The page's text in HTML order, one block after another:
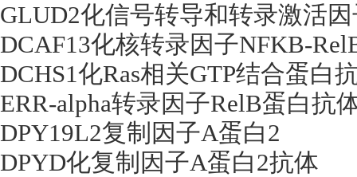
GLUD2化信号转导和转录激活
DCAF13化核转录因子NFKB-
DCHS1化Ras相关GTP结合蛋白
ERR-alpha转录因子RelB蛋白抗
DPY19L2复制因子A蛋白2
DPYD化复制因子A蛋白2抗体